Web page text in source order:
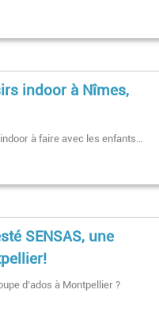
indoor à Nîmes,
à faire avec les enfants…
SENSAS, une
d’ados à Montpellier ?